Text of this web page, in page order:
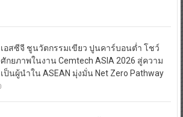
เป็นผู้นำใน ASEAN มุ่งมั่น Net Zero Pathway
0